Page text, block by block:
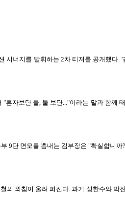
시너지를 발휘하는 2차 티저를 공개했다.
자보단 둘, 둘 보단..."이라는 말과 함께
9단 면모를 뽐내는 김부장은 "확실합니
외침이 울려 퍼진다. 과거 성한수와 박